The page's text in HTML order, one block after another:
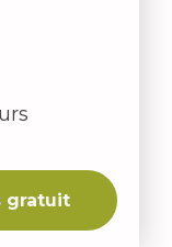
gratuit